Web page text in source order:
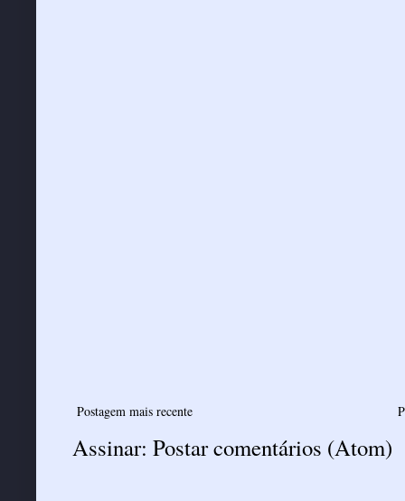
Postagem mais recente
Assinar: Postar comentários (Atom)